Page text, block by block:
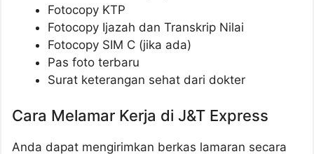
Fotocopy KTP
Fotocopy Ijazah dan Transkrip Nilai
Fotocopy SIM C (jika ada)
Pas foto terbaru
Surat keterangan sehat dari dokter
Cara Melamar Kerja di J&T Express
Anda dapat mengirimkan berkas lamaran secara